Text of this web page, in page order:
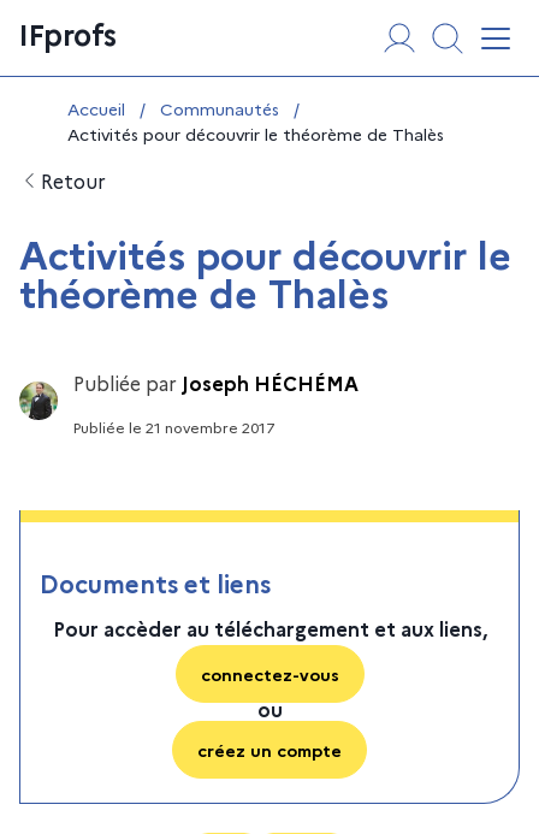
au
contenu
IFprofs
Vous êtes ici :
Accueil / Communautés
/
Activités pour découvrir le théorème de Thalès
Retour
Activités pour découvrir le
théorème de Thalès
Publiée par Joseph HÉCHÉMA
Publiée le 21 novembre 2017
Documents et liens
Pour accèder au téléchargement et aux liens,
connectez-vous
ou
créez un compte